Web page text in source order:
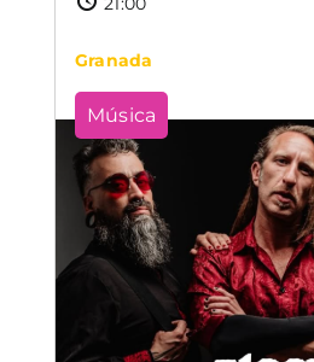
Granada
Música